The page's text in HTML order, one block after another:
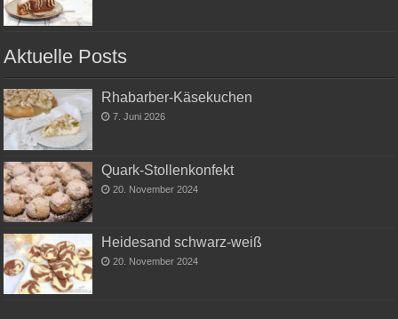
Aktuelle Posts
Rhabarber-Käsekuchen
7. Juni 2026
Quark-Stollenkonfekt
20. November 2024
Heidesand schwarz-weiß
20. November 2024